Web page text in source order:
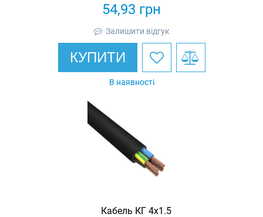
54,93 грн
Залишити відгук
КУПИТИ
В наявності
Кабель КГ 4х1.5